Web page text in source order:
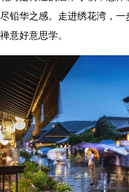
铅华之感。走进绣花湾，
意好意思学。